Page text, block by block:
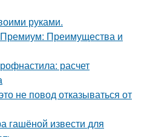
руками.
Преимущества и
расчет
не повод отказываться от
гашёной извести для